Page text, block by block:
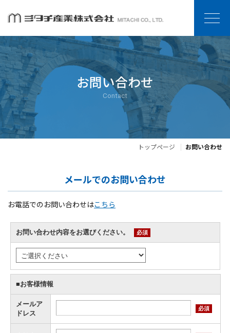
お問い合わせ
Contact
トップページ お問い合わせ
メールでのお問い合わせ
お電話でのお問い合わせはこちら
お問い合わせ内容をお選びください。 必須
■お客様情報
メールア
ドレス
必須